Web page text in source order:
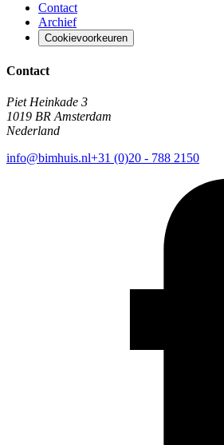
Contact
Archief
Cookievoorkeuren
Contact
Piet Heinkade 3
1019 BR Amsterdam
Nederland
info@bimhuis.nl+31 (0)20 - 788 2150